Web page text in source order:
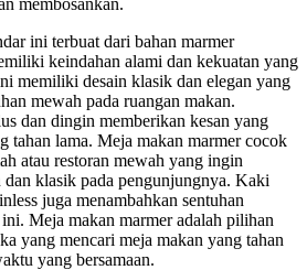
ini terbuat dari bahan marmer
keindahan alami dan kekuatan yang
memiliki desain klasik dan elegan yang
mewah pada ruangan makan.
dan dingin memberikan kesan yang
tahan lama. Meja makan marmer cocok
atau restoran mewah yang ingin
dan klasik pada pengunjungnya. Kaki
juga menambahkan sentuhan
Meja makan marmer adalah pilihan
yang mencari meja makan yang tahan
yang bersamaan.